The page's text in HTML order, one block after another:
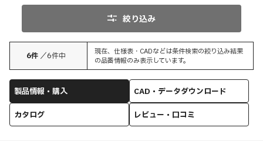
絞り込み
6件 ／6件中
現在、仕様表・CADなどは条件検索の絞り込み結果
の品番情報のみ表示しています。
製品情報・購入
CAD・データダウンロード
カタログ
レビュー・口コミ